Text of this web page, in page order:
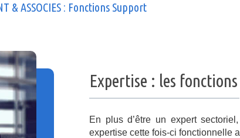
& ASSOCIES : Fonctions Support
Expertise : les
En plus d’être un expert
expertise cette fois-ci fonctionnelle